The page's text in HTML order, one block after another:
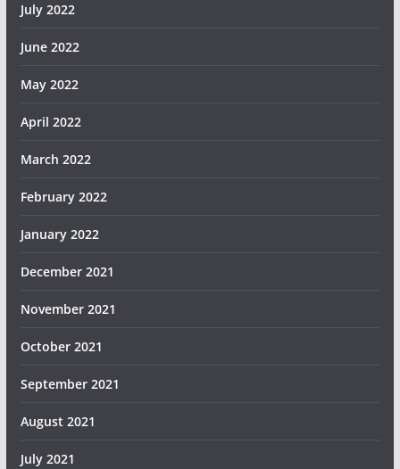
July 2022
June 2022
May 2022
April 2022
March 2022
February 2022
January 2022
December 2021
November 2021
October 2021
September 2021
August 2021
July 2021